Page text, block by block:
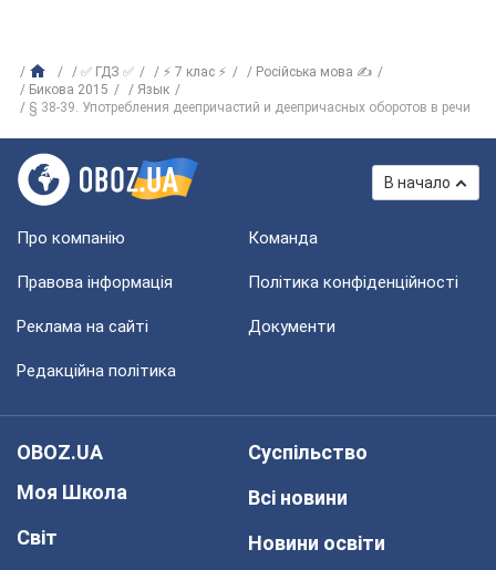
✅ ГДЗ ✅ ⚡ 7 клас ⚡
Російська мова ✍
Бикова 2015
Язык
§ 38-39. Употребления деепричастий и деепричасных оборотов в речи
В начало
Про компанію Команда
Правова інформація Політика конфіденційності
Реклама на сайті Документи
Редакційна політика
OBOZ.UA
Моя Школа
Світ
Суспільство
Всі новини
Новини освіти